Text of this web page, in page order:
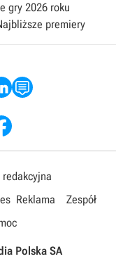
gry 2026 roku
premiery
Reklama
Zespół
Polska SA